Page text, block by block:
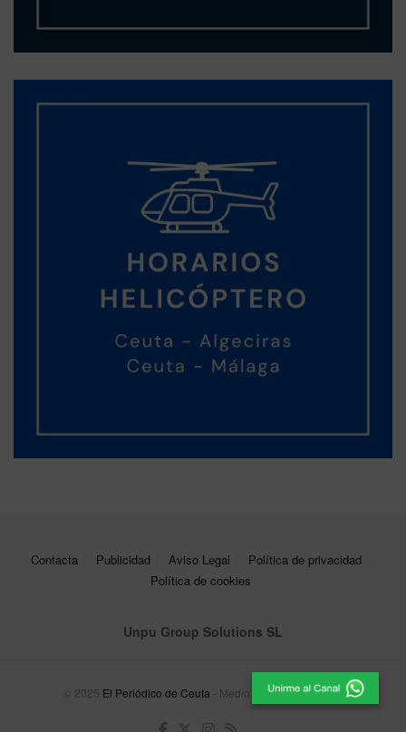
Contacta Publicidad Aviso Legal
Política de privacidad
Política de cookies
Unpu Group Solutions SL
© 2025 El Periódico de Ceuta - Medio de Comunicación